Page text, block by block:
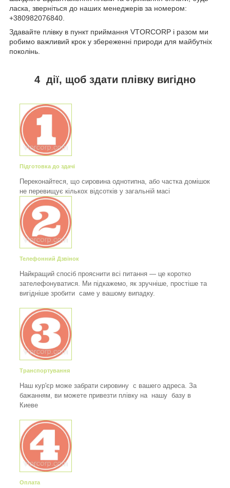
ласка, зверніться до наших менеджерів за номером:
+380982076840.
Здавайте плівку в пункт приймання VTORCORP і разом ми
робимо важливий крок у збереженні природи для майбутніх
поколінь.
4 дії, щоб здати плівку вигідно
Підготовка до здачі
Переконайтеся, що сировина однотипна, або частка домішок
не перевищує кількох відсотків у загальній масі
Телефонний Дзвінок
Найкращий спосіб прояснити всі питання — це коротко
зателефонуватися. Ми підкажемо, як зручніше, простіше та
вигідніше зробити саме у вашому випадку.
Транспортування
Наш кур'єр може забрати сировину с вашего адреса. За
бажанням, ви можете привезти плівку на нашу базу в
Киеве
Оплата